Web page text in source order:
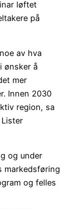
løftet
på
av hva
ønsker å
mer
Innen 2030
region, sa
og under
markedsføring
og felles